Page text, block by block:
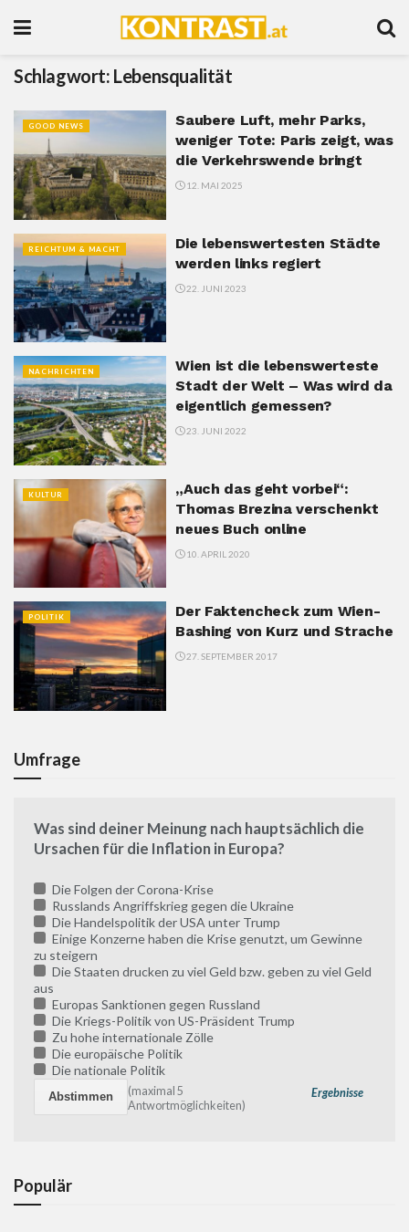
Schlagwort: Lebensqualität
GOOD NEWS
Saubere Luft, mehr Parks,
weniger Tote: Paris zeigt, was
die Verkehrswende bringt
12. MAI 2025
REICHTUM & MACHT
Die lebenswertesten Städte
werden links regiert
22. JUNI 2023
NACHRICHTEN
Wien ist die lebenswerteste
Stadt der Welt – Was wird da
eigentlich gemessen?
23. JUNI 2022
KULTUR
„Auch das geht vorbei“:
Thomas Brezina verschenkt
neues Buch online
10. APRIL 2020
POLITIK
Der Faktencheck zum Wien-
Bashing von Kurz und Strache
27. SEPTEMBER 2017
Umfrage
Was sind deiner Meinung nach hauptsächlich die
Ursachen für die Inflation in Europa?
Die Folgen der Corona-Krise
Russlands Angriffskrieg gegen die Ukraine
Die Handelspolitik der USA unter Trump
Einige Konzerne haben die Krise genutzt, um Gewinne
zu steigern
Die Staaten drucken zu viel Geld bzw. geben zu viel Geld
aus
Europas Sanktionen gegen Russland
Die Kriegs-Politik von US-Präsident Trump
Zu hohe internationale Zölle
Die europäische Politik
Die nationale Politik
Ergebnisse
(maximal 5
Antwortmöglichkeiten)
Populär